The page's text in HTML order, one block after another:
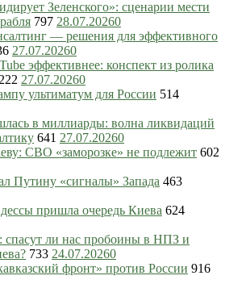
Зеленского»: сценарии мести
797 28.07.20260
— решения для эффективного
27.07.20260
эффективнее: конспект из ролика
222 27.07.20260
ультиматум для России 514
в миллиарды: волна ликвидаций
641 27.07.20260
СВО «заморозке» не подлежит 602
Путину «сигналы» Запада 463
пришла очередь Киева 624
ли нас пробоины в НПЗ и
733 24.07.20260
фронт» против России 916